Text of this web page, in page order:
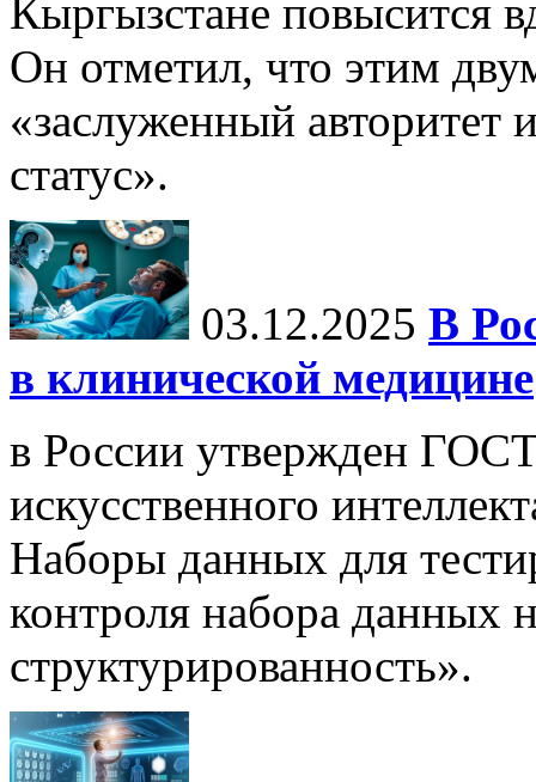
Кыргызстане повысится
Он отметил, что этим
«заслуженный
статус».
03.12.2025 В
в клинической медицине
в России утвержден
искусственного
Наборы данных для
контроля набора данных
структурированность».